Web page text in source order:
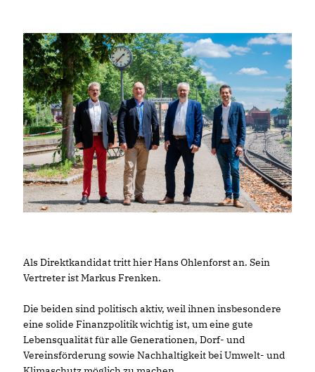
Als Direktkandidat tritt hier Hans Ohlenforst an. Sein
Vertreter ist Markus Frenken.
Die beiden sind politisch aktiv, weil ihnen insbesondere
eine solide Finanzpolitik wichtig ist, um eine gute
Lebensqualität für alle Generationen, Dorf- und
Vereinsförderung sowie Nachhaltigkeit bei Umwelt- und